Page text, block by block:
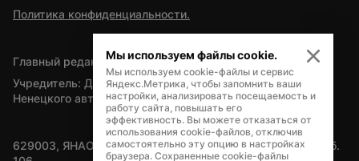
Политика конфиденциальности.
Главный редактор — А.Л. Поздеев
Учредитель: Департамент внутренней политики Ямало-
Ненецкого автономного округа
629003, ЯНАО, Салехард, мкр. Богдана Кнунянца, д.1, каб.
Мы используем файлы cookie.
Мы используем cookie-файлы и сервис
Яндекс.Метрика, чтобы запомнить ваши
настройки, анализировать посещаемость и
работу сайта, повышать его
эффективность. Вы можете отказаться от
использования cookie-файлов, отключив
самостоятельно эту опцию в настройках
браузера. Сохраненные cookie-файлы